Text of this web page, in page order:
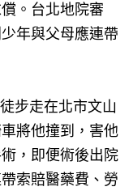
。台北地院審
年與父母應連帶
步走在北市文山
將他撞到，害他
，即便術後出院
索賠醫藥費、勞